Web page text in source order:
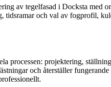
av tegelfasad i Docksta med
tidsramar och val av fogprofil,
processen: projektering,
och återställer